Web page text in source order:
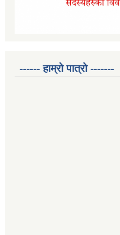
------ हाम्रो पात्रो -------